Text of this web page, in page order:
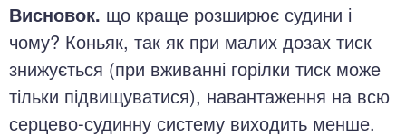
Висновок. що краще розширює судини і
чому? Коньяк, так як при малих дозах тиск
знижується (при вживанні горілки тиск може
тільки підвищуватися), навантаження на всю
серцево-судинну систему виходить менше.